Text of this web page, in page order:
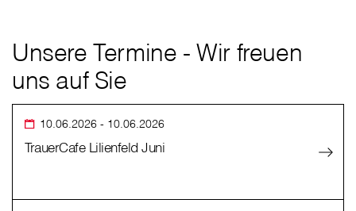
Unsere Termine - Wir freuen
uns auf Sie
10.06.2026 - 10.06.2026
TrauerCafe Lilienfeld Juni